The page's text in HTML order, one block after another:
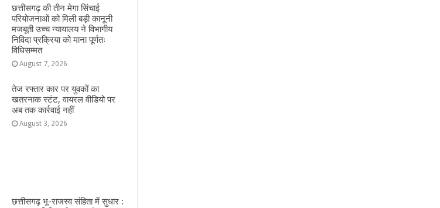
छत्तीसगढ़ की तीन मेगा सिंचाई
परियोजनाओं को मिली बड़ी कानूनी
मजबूती उच्च न्यायालय ने विभागीय
निविदा प्रक्रिया को माना पूर्णतः
विधिसम्मत
August 7, 2026
तेज रफ्तार कार पर युवकों का
खतरनाक स्टंट, वायरल वीडियो पर
अब तक कार्रवाई नहीं
August 3, 2026
छत्तीसगढ़ भू-राजस्व संहिता में सुधार :